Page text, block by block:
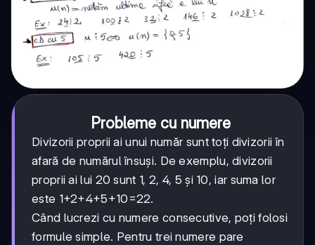
Probleme cu numere
Divizorii proprii ai unui număr sunt toți divizorii în
afară de numărul însuși. De exemplu, divizorii
proprii ai lui 20 sunt 1, 2, 4, 5 și 10, iar suma lor
este 1+2+4+5+10=22.
Când lucrezi cu numere consecutive, poți folosi
formule simple. Pentru trei numere pare